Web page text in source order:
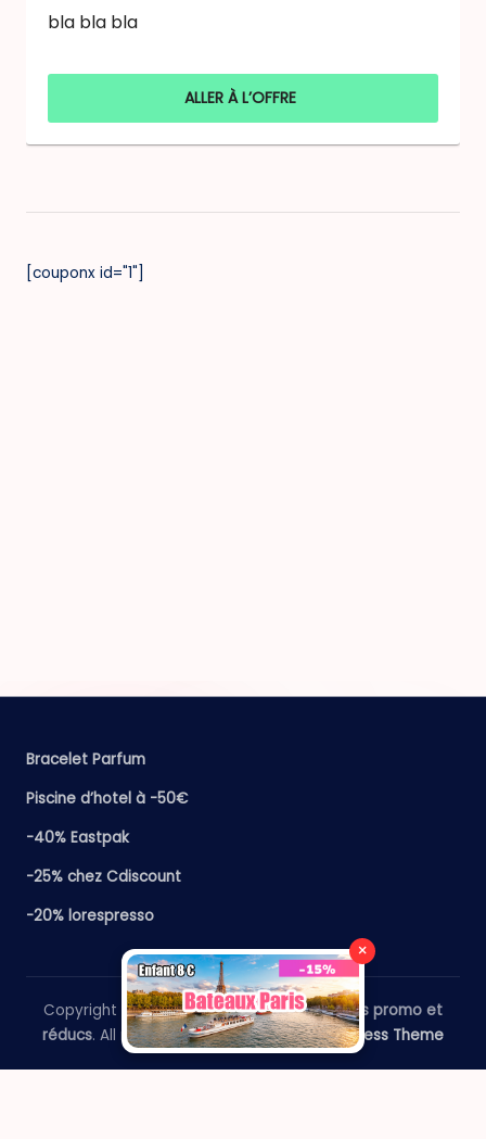
bla bla bla
ALLER À L’OFFRE
[couponx id="1"]
Bracelet Parfum
Piscine d’hotel à -50€
-40% Eastpak
-25% chez Cdiscount
-20% lorespresso
Copyright 2026 —
​Le Paris Guide - Codes promo et
réducs. All rights reserved.Bloghash WordPress Theme
×